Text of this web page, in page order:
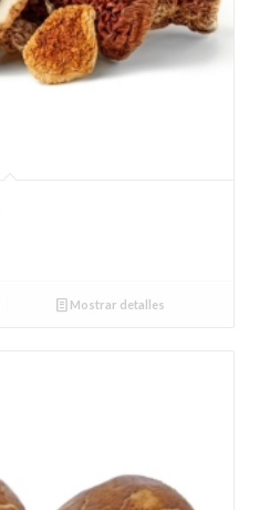
Mostrar detalles